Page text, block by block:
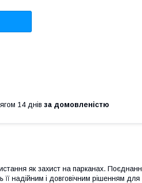
14 днів за домовленістю
як захист на парканах.
її надійним і довговічним рішенням для